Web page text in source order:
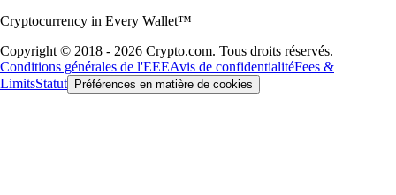
Cryptocurrency in Every Wallet™
Copyright © 2018 - 2026 Crypto.com. Tous droits réservés.
Conditions générales de l'EEEAvis de confidentialitéFees &
LimitsStatut Préférences en matière de cookies